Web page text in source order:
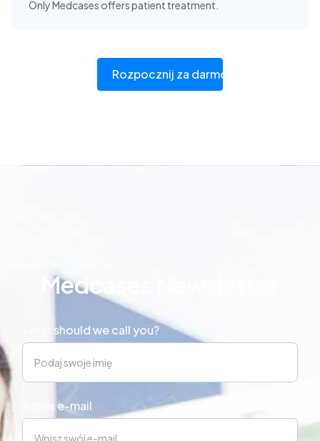
Only Medcases offers patient treatment.
Rozpocznij za darmo
Medcases Newsletter
What should we call you?
Adres e-mail